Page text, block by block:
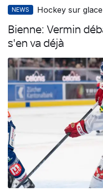
NEWS Hockey sur glace
Bienne: Vermin
s'en va déjà